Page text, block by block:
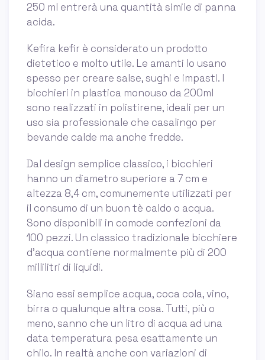
250 ml entrerà una quantità simile di panna
acida.
Kefira kefir è considerato un prodotto
dietetico e molto utile. Le amanti lo usano
spesso per creare salse, sughi e impasti. I
bicchieri in plastica monouso da 200ml
sono realizzati in polistirene, ideali per un
uso sia professionale che casalingo per
bevande calde ma anche fredde.
Dal design semplice classico, i bicchieri
hanno un diametro superiore a 7 cm e
altezza 8,4 cm, comunemente utilizzati per
il consumo di un buon tè caldo o acqua.
Sono disponibili in comode confezioni da
100 pezzi. Un classico tradizionale bicchiere
d'acqua contiene normalmente più di 200
millilitri di liquidi.
Siano essi semplice acqua, coca cola, vino,
birra o qualunque altra cosa. Tutti, più o
meno, sanno che un litro di acqua ad una
data temperatura pesa esattamente un
chilo. In realtà anche con variazioni di